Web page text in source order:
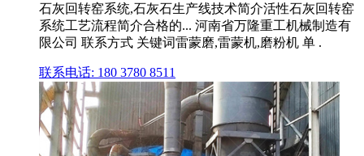
石灰回转窑系统,石灰石生产线技术简介活性石灰回转窑
系统工艺流程简介合格的... 河南省万隆重工机械制造有
限公司 联系方式 关键词雷蒙磨,雷蒙机,磨粉机 单 .
联系电话: 180 3780 8511